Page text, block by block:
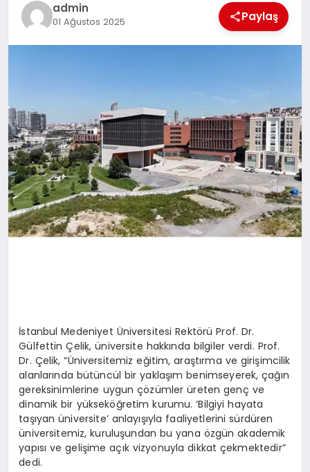
admin
01 Ağustos 2025 Paylaş
İstanbul Medeniyet Üniversitesi Rektörü Prof. Dr.
Gülfettin Çelik, üniversite hakkında bilgiler verdi. Prof.
Dr. Çelik, “Üniversitemiz eğitim, araştırma ve girişimcilik
alanlarında bütüncül bir yaklaşım benimseyerek, çağın
gereksinimlerine uygun çözümler üreten genç ve
dinamik bir yükseköğretim kurumu. ‘Bilgiyi hayata
taşıyan üniversite’ anlayışıyla faaliyetlerini sürdüren
üniversitemiz, kuruluşundan bu yana özgün akademik
yapısı ve gelişime açık vizyonuyla dikkat çekmektedir”
dedi.